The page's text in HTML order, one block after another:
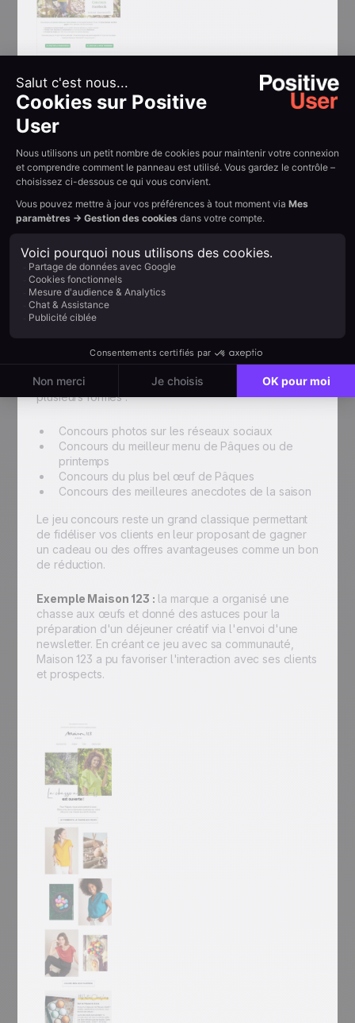
4. Organisez un jeu
concours
Le début du printemps et la fête de Pâques sont des
moments parfaits pour lancer un jeu concours
interactif à votre communauté. C'est un format très
apprécié des consommateurs et qui fait parler de
votre marque. Votre jeu concours peut prendre
plusieurs formes :
Concours photos sur les réseaux sociaux
Concours du meilleur menu de Pâques ou de
printemps
Concours du plus bel œuf de Pâques
Concours des meilleures anecdotes de la saison
Le jeu concours reste un grand classique permettant
de fidéliser vos clients en leur proposant de gagner
un cadeau ou des offres avantageuses comme un bon
de réduction.
Exemple Maison 123 : la marque a organisé une
chasse aux œufs et donné des astuces pour la
préparation d'un déjeuner créatif via l'envoi d'une
newsletter. En créant ce jeu avec sa communauté,
Maison 123 a pu favoriser l'interaction avec ses clients
et prospects.